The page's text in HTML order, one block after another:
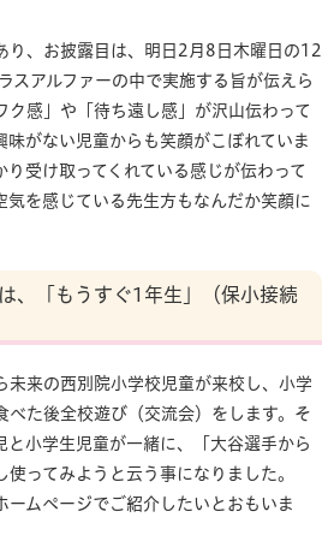
り、お披露目は、明日2月8日木曜日の12
スアルファーの中で実施する旨が伝えら
ク感」や「待ち遠し感」が沢山伝わって
味がない児童からも笑顔がこぼれていま
受け取ってくれている感じが伝わって
気を感じている先生方もなんだか笑顔に
、「もうすぐ1年生」（保小接続
来の西別院小学校児童が来校し、小学
べた後全校遊び（交流会）をします。そ
と小学生児童が一緒に、「大谷選手から
ってみようと云う事になりました。
ームページでご紹介したいとおもいま